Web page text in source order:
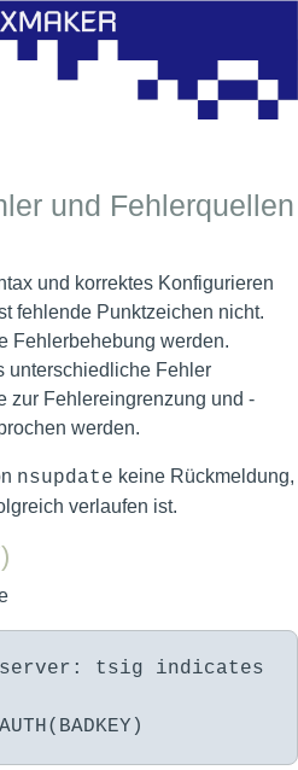
und Fehlerquellen
und korrektes Konfigurieren
fehlende Punktzeichen nicht.
Fehlerbehebung werden.
unterschiedliche Fehler
zur Fehlereingrenzung und -
werden.
nsupdate keine Rückmeldung,
verlaufen ist.
tsig indicates